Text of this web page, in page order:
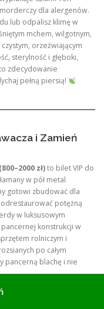
dla alergenów.
lub odpalisz klimę w
mchem, wilgotnym,
orzeźwiającym
sterylność i głęboki,
zdecydowanie
pełną piersią!
i Zamień
zł)to bilet VIP do
w pół metal
gotowi zbudować dla
odrestaurować potężną
w luksusowym
konstrukcji w
rolniczym i
po całym
pancerną blachę i nie
z pasją i toną